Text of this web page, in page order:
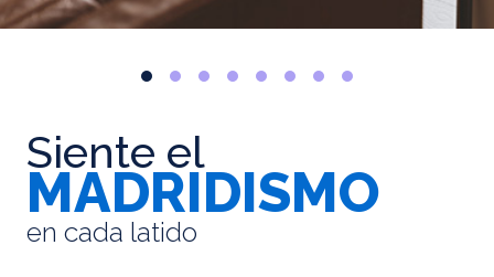
Siente el
MADRIDISMO
en cada latido